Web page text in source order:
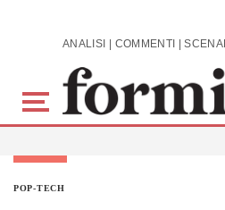
Skip to main content
POP-TECH